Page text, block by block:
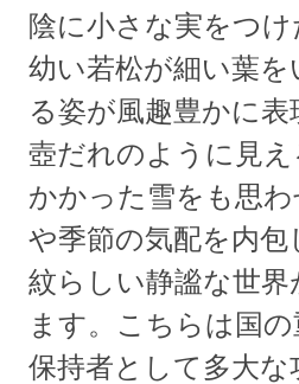
陰に小さな実をつ
幼い若松が細い葉
る姿が風趣豊かに表
壺だれのように見
かかった雪をも思
や季節の気配を内
紋らしい静謐な世
ます。こちらは国
保持者として多大な